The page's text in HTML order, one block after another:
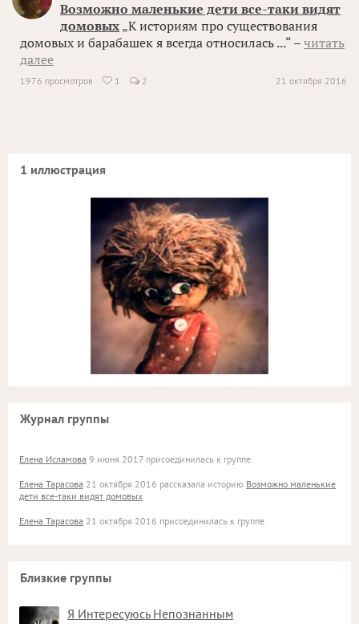
Возможно маленькие дети все-таки видят
домовых „К историям про существования
домовых и барабашек я всегда относилась ...“ – читать
далее
21 октября 2016
1976 просмотров  1 2
1 иллюстрация
Журнал группы
Елена Исламова 9 июня 2017 присоединилась к группе
Елена Тарасова 21 октября 2016 рассказала историю Возможно маленькие
дети все-таки видят домовых
Елена Тарасова 21 октября 2016 присоединилась к группе
Близкие группы
Я Интересуюсь Непознанным